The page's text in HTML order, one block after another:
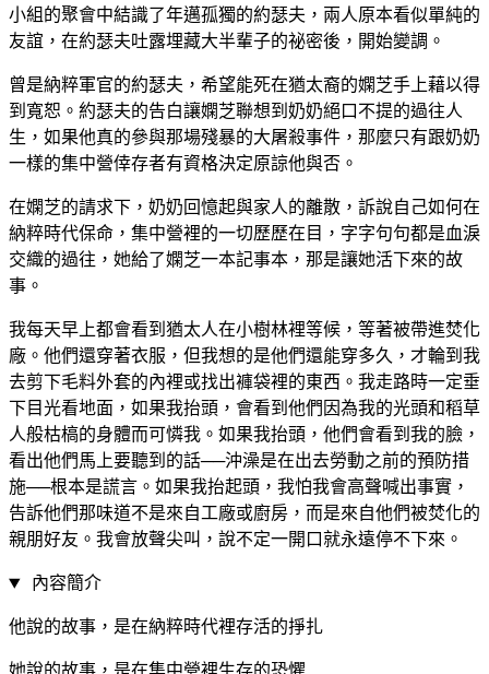
小組的聚會中結識了年邁孤獨的約瑟夫，兩人原本看似單純的
友誼，在約瑟夫吐露埋藏大半輩子的祕密後，開始變調。
曾是納粹軍官的約瑟夫，希望能死在猶太裔的嫻芝手上藉以得
到寬恕。約瑟夫的告白讓嫻芝聯想到奶奶絕口不提的過往人
生，如果他真的參與那場殘暴的大屠殺事件，那麼只有跟奶奶
一樣的集中營倖存者有資格決定原諒他與否。
在嫻芝的請求下，奶奶回憶起與家人的離散，訴說自己如何在
納粹時代保命，集中營裡的一切歷歷在目，字字句句都是血淚
交織的過往，她給了嫻芝一本記事本，那是讓她活下來的故
事。
我每天早上都會看到猶太人在小樹林裡等候，等著被帶進焚化
廠。他們還穿著衣服，但我想的是他們還能穿多久，才輪到我
去剪下毛料外套的內裡或找出褲袋裡的東西。我走路時一定垂
下目光看地面，如果我抬頭，會看到他們因為我的光頭和稻草
人般枯槁的身體而可憐我。如果我抬頭，他們會看到我的臉，
看出他們馬上要聽到的話──沖澡是在出去勞動之前的預防措
施──根本是謊言。如果我抬起頭，我怕我會高聲喊出事實，
告訴他們那味道不是來自工廠或廚房，而是來自他們被焚化的
親朋好友。我會放聲尖叫，說不定一開口就永遠停不下來。
內容簡介
他說的故事，是在納粹時代裡存活的掙扎